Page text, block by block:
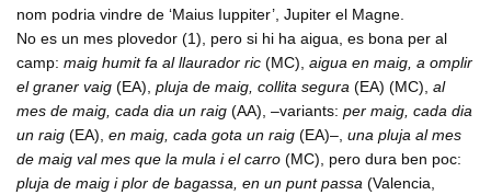
nom podria vindre de ‘Maius Iuppiter’, Jupiter el Magne.
No es un mes plovedor (1), pero si hi ha aigua, es bona per al
camp: maig humit fa al llaurador ric (MC), aigua en maig, a omplir
el graner vaig (EA), pluja de maig, collita segura (EA) (MC), al
mes de maig, cada dia un raig (AA), –variants: per maig, cada dia
un raig (EA), en maig, cada gota un raig (EA)–, una pluja al mes
de maig val mes que la mula i el carro (MC), pero dura ben poc:
pluja de maig i plor de bagassa, en un punt passa (Valencia,